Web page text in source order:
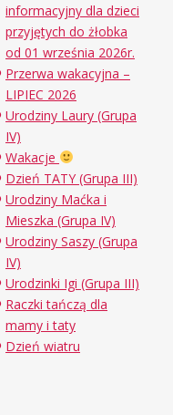
informacyjny dla dzieci
przyjętych do żłobka
od 01 września 2026r.
Przerwa wakacyjna –
LIPIEC 2026
Urodziny Laury (Grupa
IV)
Wakacje
Dzień TATY (Grupa III)
Urodziny Maćka i
Mieszka (Grupa IV)
Urodziny Saszy (Grupa
IV)
Urodzinki Igi (Grupa III)
Raczki tańczą dla
mamy i taty
Dzień wiatru